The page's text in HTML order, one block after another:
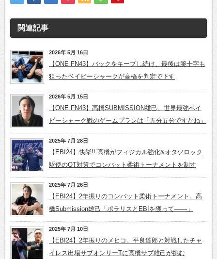
関連記事
2026年 5月 16日
【ONE FN43】バックをキープし続け、最後は腕十字も
狙ったベイビーシャークが高橋を判定で下す
2026年 5月 15日
【ONE FN43】高橋SUBMISSION雄己、世界最強ベイ
ビーシャーク戦のゲームプランは「五分五分ですかね」
2025年 7月 28日
【EBI24】快挙!! 高橋がフィジカル強化&オタツロック
駆使のOT対策でコンバット柔術トーナメントを制す
2025年 7月 26日
【EBI24】2年振りのコンバット柔術トーナメント。高
橋Submission雄己「ポラリスとEBIを獲って――」
2025年 7月 10日
【EBI24】2年振りのメヒコ。平良達郎と対戦したチャ
イレス出場サブオンリーTに高橋サブ雄己が挑む